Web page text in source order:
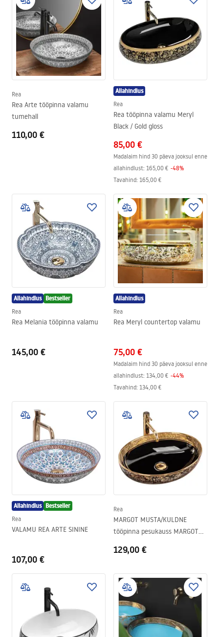
Rea
Rea Arte tööpinna valamu
tumehall
110,00 €
Allahindlus
Rea
Rea tööpinna valamu Meryl
Black / Gold gloss
85,00 €
Madalaim hind 30 päeva jooksul enne
allahindlust: 165,00 € -48%
Tavahind: 165,00 €
Allahindlus Bestseller
Rea
Rea Melania tööpinna valamu
145,00 €
Allahindlus
Rea
Rea Meryl countertop valamu
75,00 €
Madalaim hind 30 päeva jooksul enne
allahindlust: 134,00 € -44%
Tavahind: 134,00 €
Allahindlus Bestseller
Rea
VALAMU REA ARTE SININE
107,00 €
Rea
MARGOT MUSTA/KULDNE
tööpinna pesukauss MARGOT
129,00 €